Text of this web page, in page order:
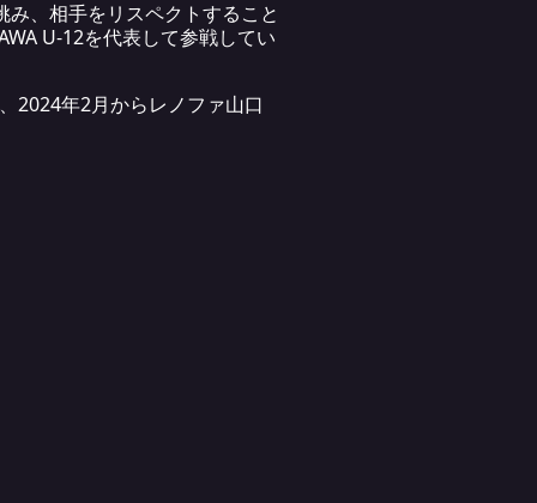
、相手をリスペクトすること
U-12を代表して参戦してい
2024年2月からレノファ山口